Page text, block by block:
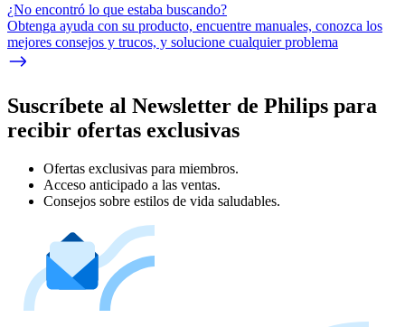
¿No encontró lo que estaba buscando?
Obtenga ayuda con su producto, encuentre manuales, conozca los
mejores consejos y trucos, y solucione cualquier problema
Suscríbete al Newsletter de Philips para
recibir ofertas exclusivas
Ofertas exclusivas para miembros.
Acceso anticipado a las ventas.
Consejos sobre estilos de vida saludables.